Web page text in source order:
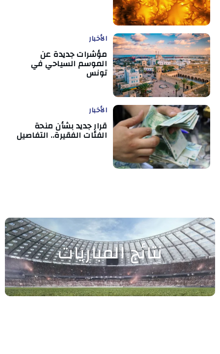
الأخبار
مؤشرات جديدة عن
الموسم السياحي في
تونس
الأخبار
قرار جديد بشأن منحة
الفئات الفقيرة.. التفاصيل
نتائج المباريات